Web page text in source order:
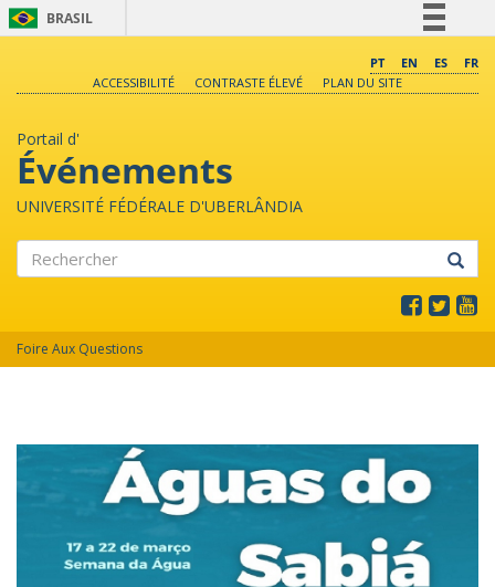
BRASIL
Comunica BR
PT EN ES
FR
ACCESSIBILITÉ
CONTRASTE ÉLEVÉ PLAN DU SITE
Portail d'
Événements
UNIVERSITÉ FÉDÉRALE D'UBERLÂNDIA
Foire Aux Questions